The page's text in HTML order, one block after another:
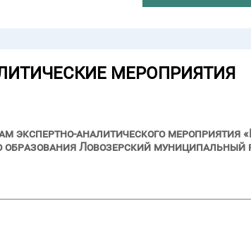
МЕРОПРИЯТИЯ
экспертно-аналитического мероприятия
Ловозерский муниципальный